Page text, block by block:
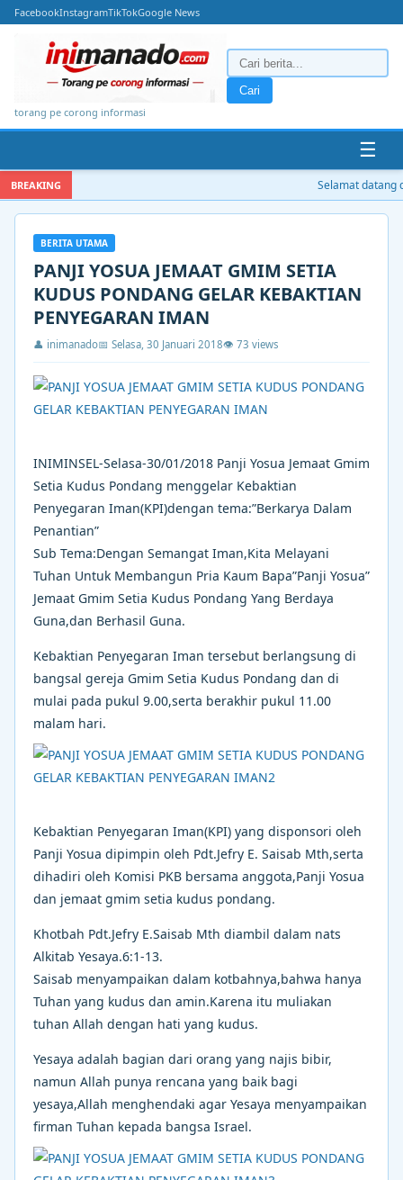
FacebookInstagramTikTokGoogle News
torang pe corong informasi
Cari
☰
BREAKING Selamat datang
BERITA UTAMA
PANJI YOSUA JEMAAT GMIM SETIA
KUDUS PONDANG GELAR KEBAKTIAN
PENYEGARAN IMAN
👤 inimanado📅 Selasa, 30 Januari 2018👁 73 views
INIMINSEL-Selasa-30/01/2018 Panji Yosua Jemaat Gmim
Setia Kudus Pondang menggelar Kebaktian
Penyegaran Iman(KPI)dengan tema:”Berkarya Dalam
Penantian”
Sub Tema:Dengan Semangat Iman,Kita Melayani
Tuhan Untuk Membangun Pria Kaum Bapa”Panji Yosua”
Jemaat Gmim Setia Kudus Pondang Yang Berdaya
Guna,dan Berhasil Guna.
Kebaktian Penyegaran Iman tersebut berlangsung di
bangsal gereja Gmim Setia Kudus Pondang dan di
mulai pada pukul 9.00,serta berakhir pukul 11.00
malam hari.
Kebaktian Penyegaran Iman(KPI) yang disponsori oleh
Panji Yosua dipimpin oleh Pdt.Jefry E. Saisab Mth,serta
dihadiri oleh Komisi PKB bersama anggota,Panji Yosua
dan jemaat gmim setia kudus pondang.
Khotbah Pdt.Jefry E.Saisab Mth diambil dalam nats
Alkitab Yesaya.6:1-13.
Saisab menyampaikan dalam kotbahnya,bahwa hanya
Tuhan yang kudus dan amin.Karena itu muliakan
tuhan Allah dengan hati yang kudus.
Yesaya adalah bagian dari orang yang najis bibir,
namun Allah punya rencana yang baik bagi
yesaya,Allah menghendaki agar Yesaya menyampaikan
firman Tuhan kepada bangsa Israel.